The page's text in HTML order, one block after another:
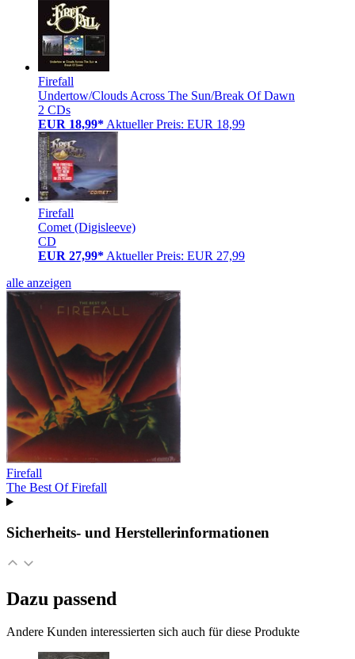
Firefall
Undertow/Clouds Across The Sun/Break Of Dawn
2 CDs
EUR 18,99* Aktueller Preis: EUR 18,99
Firefall
Comet (Digisleeve)
CD
EUR 27,99* Aktueller Preis: EUR 27,99
alle anzeigen
Firefall
The Best Of Firefall
Sicherheits- und Herstellerinformationen
Dazu passend
Andere Kunden interessierten sich auch für diese Produkte